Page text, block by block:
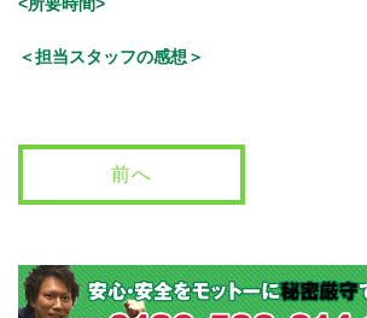
<所要時間>
＜担当スタッフの感想＞
前へ